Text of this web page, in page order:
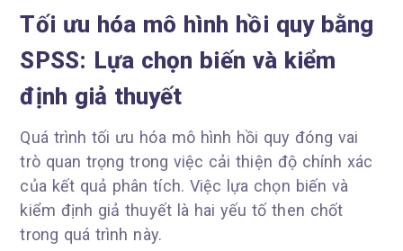
Tối ưu hóa mô hình hồi quy bằng
SPSS: Lựa chọn biến và kiểm
định giả thuyết
Quá trình tối ưu hóa mô hình hồi quy đóng vai
trò quan trọng trong việc cải thiện độ chính xác
của kết quả phân tích. Việc lựa chọn biến và
kiểm định giả thuyết là hai yếu tố then chốt
trong quá trình này.